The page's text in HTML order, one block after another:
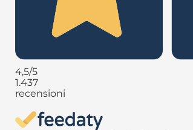
4,5/5
1.437
recensioni